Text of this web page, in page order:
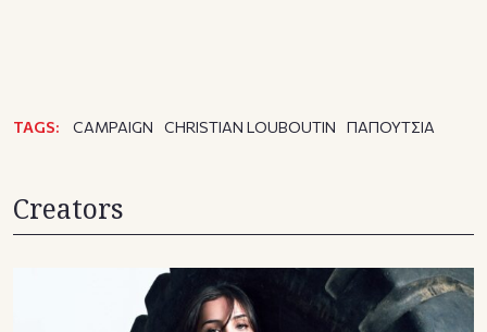
TAGS: CAMPAIGN CHRISTIAN LOUBOUTIN ΠΑΠΟΥΤΣΙΑ
Creators